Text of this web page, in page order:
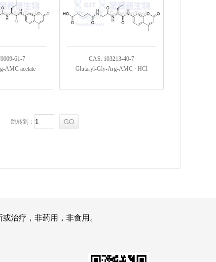
61-7
AMC acetate
CAS: 103213-40-7
Glutaryl-Gly-Arg-AMC · HCl
跳转到：
治疗，非药用，非食用。